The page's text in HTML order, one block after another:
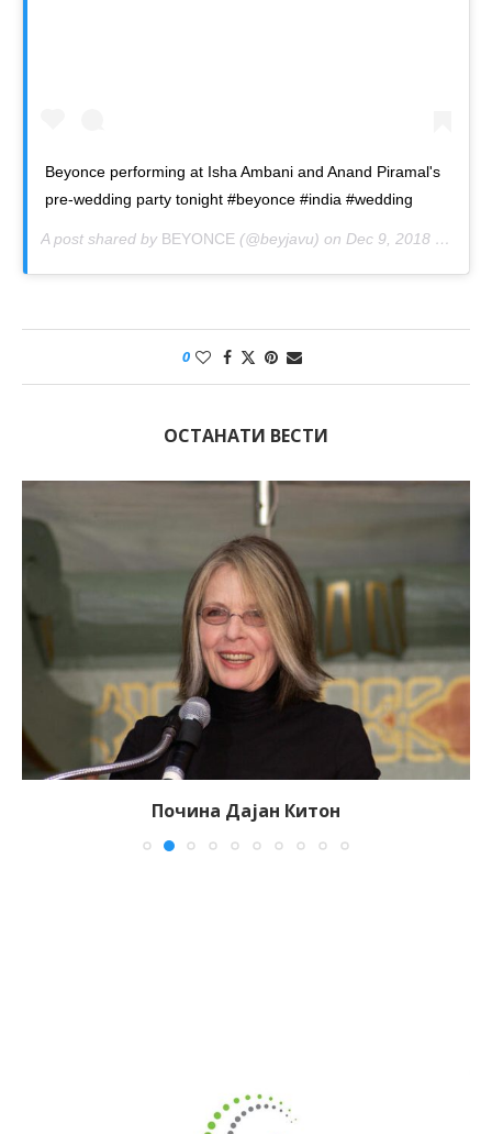
Beyonce performing at Isha Ambani and Anand Piramal's
pre-wedding party tonight #beyonce #india #wedding
A post shared by BEYONCE (@beyjavu) on Dec 9, 2018 at 9:23am PST
0
ОСТАНАТИ ВЕСТИ
Почина Дајан Китон